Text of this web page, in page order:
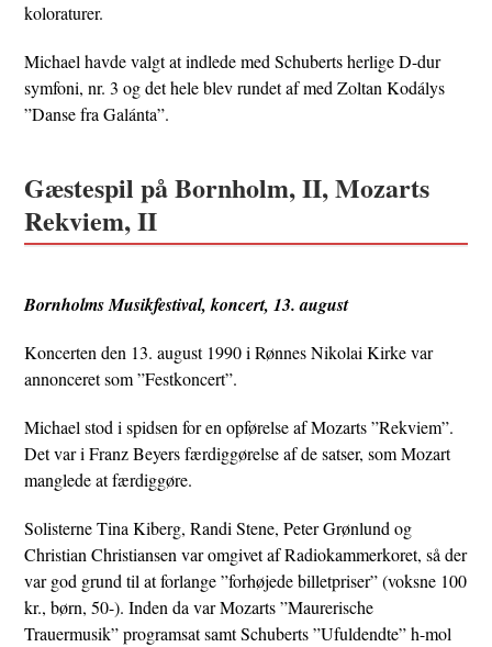
koloraturer.
Michael havde valgt at indlede med Schuberts herlige D-dur
symfoni, nr. 3 og det hele blev rundet af med Zoltan Kodálys
”Danse fra Galánta”.
Gæstespil på Bornholm, II, Mozarts
Rekviem, II
Bornholms Musikfestival, koncert, 13. august
Koncerten den 13. august 1990 i Rønnes Nikolai Kirke var
annonceret som ”Festkoncert”.
Michael stod i spidsen for en opførelse af Mozarts ”Rekviem”.
Det var i Franz Beyers færdiggørelse af de satser, som Mozart
manglede at færdiggøre.
Solisterne Tina Kiberg, Randi Stene, Peter Grønlund og
Christian Christiansen var omgivet af Radiokammerkoret, så der
var god grund til at forlange ”forhøjede billetpriser” (voksne 100
kr., børn, 50-). Inden da var Mozarts ”Maurerische
Trauermusik” programsat samt Schuberts ”Ufuldendte” h-mol